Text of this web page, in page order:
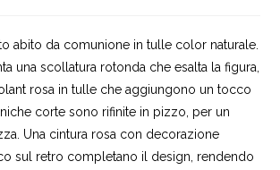
abito da comunione in tulle color naturale.
una scollatura rotonda che esalta la figura,
rosa in tulle che aggiungono un tocco
corte sono rifinite in pizzo, per un
Una cintura rosa con decorazione
sul retro completano il design, rendendo